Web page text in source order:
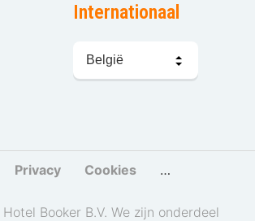
Internationaal
kiezen
Privacy Cookies Cookies
Booker B.V. We zijn onderdeel